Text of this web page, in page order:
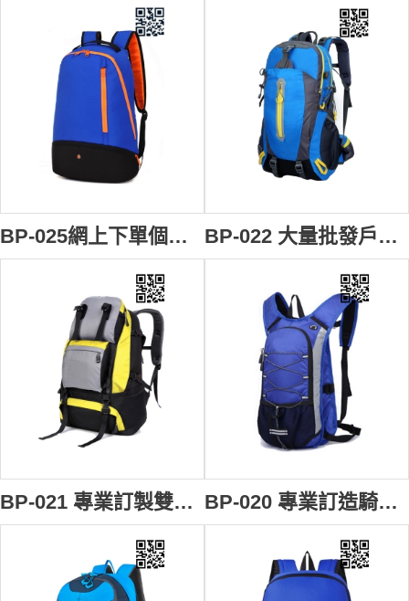
BP-025網上下單個性背囊 辦公室 禮品用 電腦 上班背包 來樣訂造背囊 背囊製衣廠 電單車背囊 BP-022 大量批發戶外背包 防水登山背囊 交流團 旅行背囊 大容量旅遊背包 背囊專門店
BP-021 專業訂製雙肩背包 行山背囊 多袋大容量背包 交流團 旅行背囊 背囊英文 背囊 推介 旅遊登山背囊 團體背包製造商HK BP-020 專業訂造騎行包 輕便單車背包透氣防水雙肩背囊 跑步背囊 長跑背包訂做 背囊 推介 戶外背包供應商